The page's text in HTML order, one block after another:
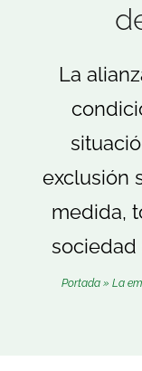
Hazte Socio/a
Voluntariado
Buscar:
La
exclusión
medida,
Portada » La